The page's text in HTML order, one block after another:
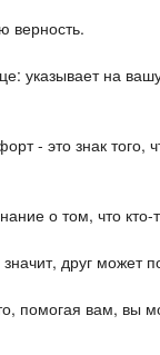
верность.
указывает на
- это знак
о том, что
друг может
помогая вам, вы